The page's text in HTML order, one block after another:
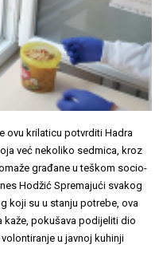
ovu krilaticu potvrditi Hadra
već nekoliko sedmica, kroz
građane u teškom socio-
Hodžić Spremajući svakog
koji su u stanju potrebe, ova
kaže, pokušava podijeliti dio
u javnoj kuhinji